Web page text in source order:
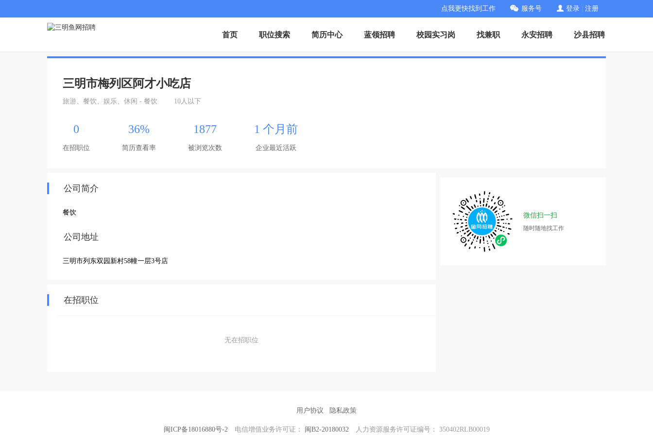
点我更快找到工作 服务号 登录 注册
首页 职位搜索 简历中心 蓝领招聘 校园实习岗 找兼职 永安招聘 沙县招聘
三明市梅列区阿才小吃店
旅游、餐饮、娱乐、休闲 - 餐饮 10人以下
0
在招职位
36%
简历查看率
1877
被浏览次数
1 个月前
企业最近活跃
公司简介
餐饮
公司地址
三明市列东双园新村58幢一层3号店
在招职位
无在招职位
微信扫一扫
随时随地找工作
用户协议 隐私政策
闽ICP备18016880号-2 电信增值业务许可证： 闽B2-20180032 人力资源服务许可证编号： 350402RLB00019